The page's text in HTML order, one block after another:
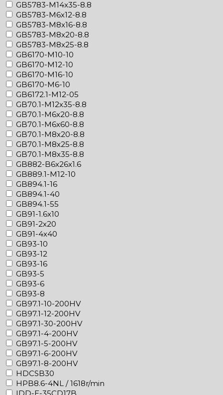
GB5783-M14x35-8.8
GB5783-M6x12-8.8
GB5783-M8x16-8.8
GB5783-M8x20-8.8
GB5783-M8x25-8.8
GB6170-M10-10
GB6170-M12-10
GB6170-M16-10
GB6170-M6-10
GB6172.1-M12-05
GB70.1-M12x35-8.8
GB70.1-M6x20-8.8
GB70.1-M6x60-8.8
GB70.1-M8x20-8.8
GB70.1-M8x25-8.8
GB70.1-M8x35-8.8
GB882-B6x26x1.6
GB889.1-M12-10
GB894.1-16
GB894.1-40
GB894.1-55
GB91-1.6x10
GB91-2x20
GB91-4x40
GB93-10
GB93-12
GB93-16
GB93-5
GB93-6
GB93-8
GB97.1-10-200HV
GB97.1-12-200HV
GB97.1-30-200HV
GB97.1-4-200HV
GB97.1-5-200HV
GB97.1-6-200HV
GB97.1-8-200HV
HDCSB30
HPB8.6-4NL / 1618r/min